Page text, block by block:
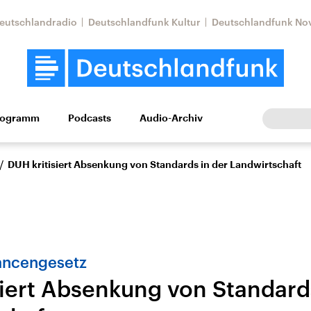
Deutschlandfunk Kultur Deutschlandfunk
Wissen Kultur Europa
Nahostkonflikt
Aktuelle Lage und
Iran
Podcasts Audio-Archiv
/ DUH kritisiert Absenkung von Standards in der Landwirtschaft
Absenkung von